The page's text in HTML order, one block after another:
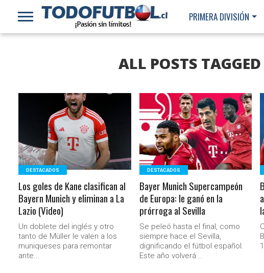
PRIMERA DIVISIÓN
ALL POSTS
LEER MÁS
DESTACADOS
Los goles de Kane clasifican al
Bayern Munich y eliminan a La
Lazio (Video)
Un doblete del inglés y otro
tanto de Müller le valen a los
muniqueses para remontar
ante...
LEER MÁS
DESTACADOS
Bayer Munich Supercampeón
de Europa: le ganó en la
prórroga al Sevilla
Se peleó hasta el final, como
siempre hace el Sevilla,
dignificando el fútbol español.
Este año volverá...